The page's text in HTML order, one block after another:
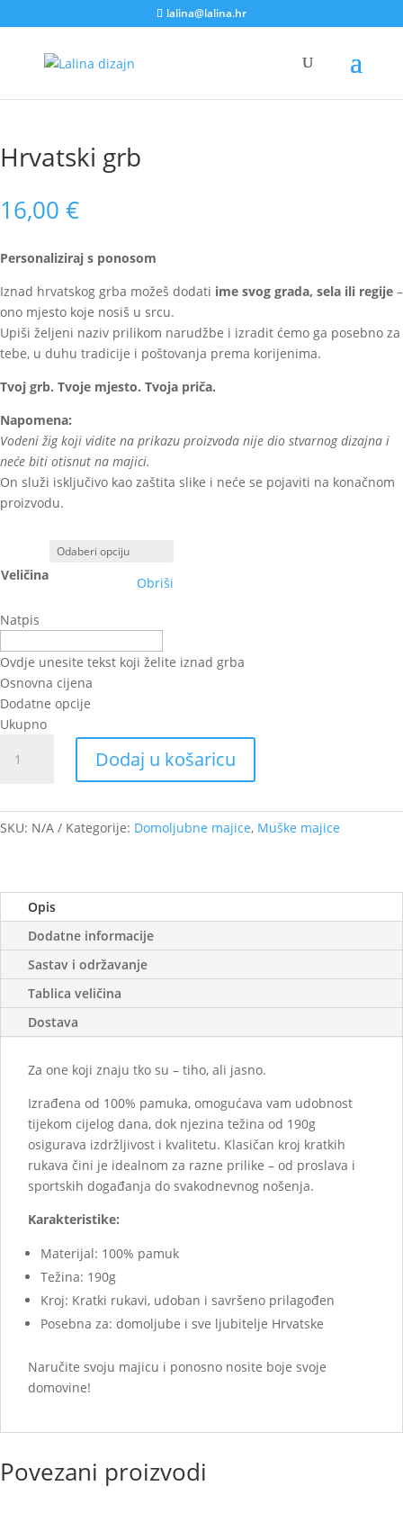
lalina@lalina.hr
Hrvatski grb
16,00 €
Personaliziraj s ponosom
Iznad hrvatskog grba možeš dodati ime svog grada, sela ili regije –
ono mjesto koje nosiš u srcu.
Upiši željeni naziv prilikom narudžbe i izradit ćemo ga posebno za
tebe, u duhu tradicije i poštovanja prema korijenima.
Tvoj grb. Tvoje mjesto. Tvoja priča.
Napomena:
Vodeni žig koji vidite na prikazu proizvoda nije dio stvarnog dizajna i
neće biti otisnut na majici.
On služi isključivo kao zaštita slike i neće se pojaviti na konačnom
proizvodu.
Veličina Obriši
Natpis
Ovdje unesite tekst koji želite iznad grba
Osnovna cijena
Dodatne opcije
Ukupno
grb
Dodaj u košaricu
SKU: N/A Kategorije: Domoljubne majice, Muške majice
Opis
Dodatne informacije
Sastav i održavanje
Tablica veličina
Dostava
Za one koji znaju tko su – tiho, ali jasno.
Izrađena od 100% pamuka, omogućava vam udobnost
tijekom cijelog dana, dok njezina težina od 190g
osigurava izdržljivost i kvalitetu. Klasičan kroj kratkih
rukava čini je idealnom za razne prilike – od proslava i
sportskih događanja do svakodnevnog nošenja.
Karakteristike:
Materijal: 100% pamuk
Težina: 190g
Kroj: Kratki rukavi, udoban i savršeno prilagođen
Posebna za: domoljube i sve ljubitelje Hrvatske
Naručite svoju majicu i ponosno nosite boje svoje
domovine!
Povezani proizvodi